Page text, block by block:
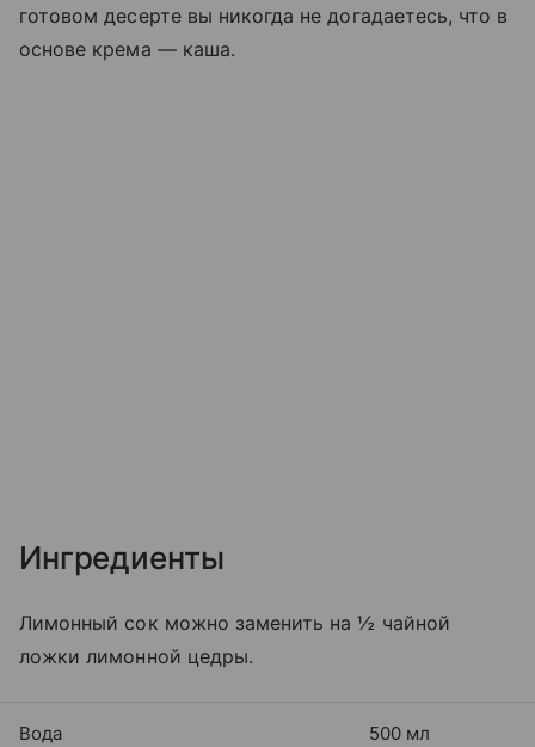
готовом десерте вы никогда не догадаетесь, что в
основе крема — каша.
Ингредиенты
Лимонный сок можно заменить на ½ чайной
ложки лимонной цедры.
Вода 500 мл